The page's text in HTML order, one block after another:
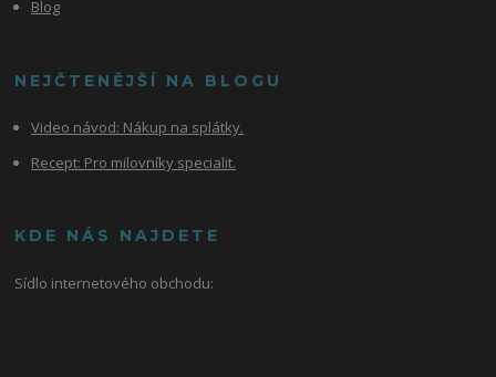
Blog
NEJČTENĚJŠÍ NA BLOGU
Video návod: Nákup na splátky.
Recept: Pro milovníky specialit.
KDE NÁS NAJDETE
Sídlo internetového obchodu: